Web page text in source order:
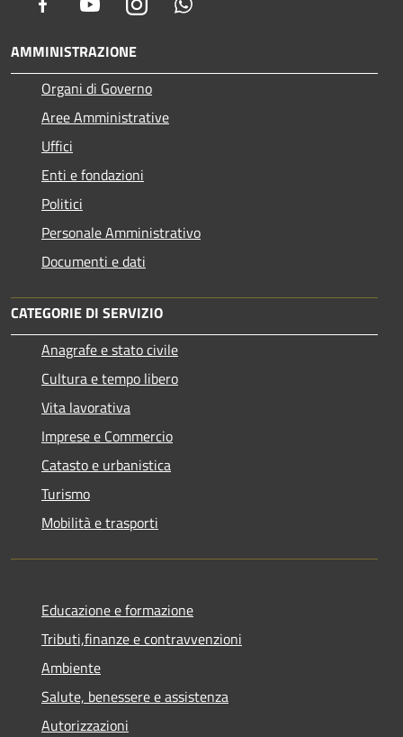
AMMINISTRAZIONE
Organi di Governo
Aree Amministrative
Uffici
Enti e fondazioni
Politici
Personale Amministrativo
Documenti e dati
CATEGORIE DI SERVIZIO
Anagrafe e stato civile
Cultura e tempo libero
Vita lavorativa
Imprese e Commercio
Catasto e urbanistica
Turismo
Mobilità e trasporti
Educazione e formazione
Tributi,finanze e contravvenzioni
Ambiente
Salute, benessere e assistenza
Autorizzazioni